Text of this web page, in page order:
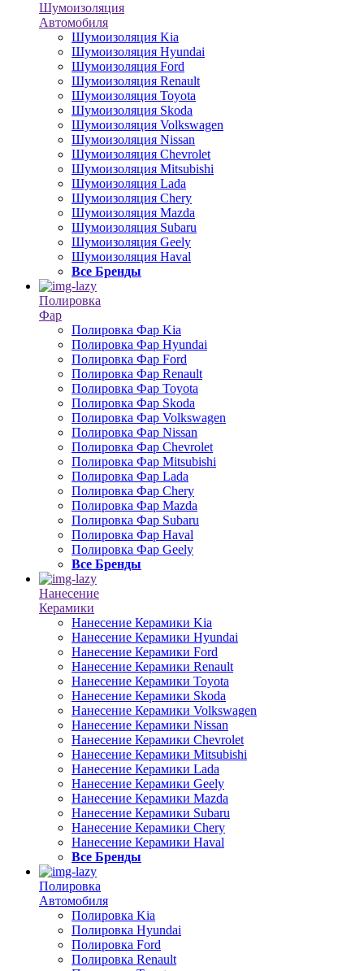
Шумоизоляция
Автомобиля
Шумоизоляция Kia
Шумоизоляция Hyundai
Шумоизоляция Ford
Шумоизоляция Renault
Шумоизоляция Toyota
Шумоизоляция Skoda
Шумоизоляция Volkswagen
Шумоизоляция Nissan
Шумоизоляция Chevrolet
Шумоизоляция Mitsubishi
Шумоизоляция Lada
Шумоизоляция Chery
Шумоизоляция Mazda
Шумоизоляция Subaru
Шумоизоляция Geely
Шумоизоляция Haval
Все Бренды
Полировка
Фар
Полировка Фар Kia
Полировка Фар Hyundai
Полировка Фар Ford
Полировка Фар Renault
Полировка Фар Toyota
Полировка Фар Skoda
Полировка Фар Volkswagen
Полировка Фар Nissan
Полировка Фар Chevrolet
Полировка Фар Mitsubishi
Полировка Фар Lada
Полировка Фар Chery
Полировка Фар Mazda
Полировка Фар Subaru
Полировка Фар Haval
Полировка Фар Geely
Все Бренды
Нанесение
Керамики
Нанесение Керамики Kia
Нанесение Керамики Hyundai
Нанесение Керамики Ford
Нанесение Керамики Renault
Нанесение Керамики Toyota
Нанесение Керамики Skoda
Нанесение Керамики Volkswagen
Нанесение Керамики Nissan
Нанесение Керамики Chevrolet
Нанесение Керамики Mitsubishi
Нанесение Керамики Lada
Нанесение Керамики Geely
Нанесение Керамики Mazda
Нанесение Керамики Subaru
Нанесение Керамики Chery
Нанесение Керамики Haval
Все Бренды
Полировка
Автомобиля
Полировка Kia
Полировка Hyundai
Полировка Ford
Полировка Renault